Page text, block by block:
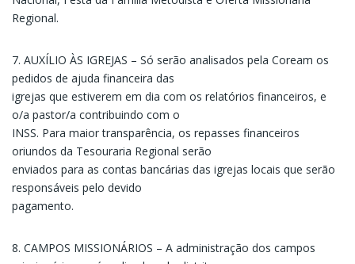
Regional.
7. AUXÍLIO ÀS IGREJAS – Só serão analisados pela Coream os
pedidos de ajuda financeira das
igrejas que estiverem em dia com os relatórios financeiros, e
o/a pastor/a contribuindo com o
INSS. Para maior transparência, os repasses financeiros
oriundos da Tesouraria Regional serão
enviados para as contas bancárias das igrejas locais que serão
responsáveis pelo devido
pagamento.
8. CAMPOS MISSIONÁRIOS – A administração dos campos